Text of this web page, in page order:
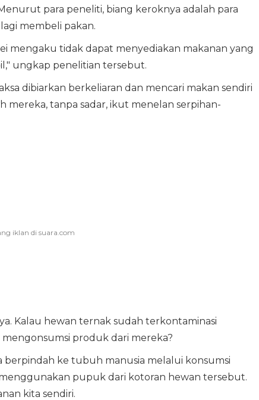
para peneliti, biang keroknya adalah para
membeli pakan.
mengaku tidak dapat menyediakan makanan yang
ungkap penelitian tersebut.
dibiarkan berkeliaran dan mencari makan sendiri
mereka, tanpa sadar, ikut menelan serpihan-
Kalau hewan ternak sudah terkontaminasi
produk dari mereka?
berpindah ke tubuh manusia melalui konsumsi
pupuk dari kotoran hewan tersebut.
kita sendiri.